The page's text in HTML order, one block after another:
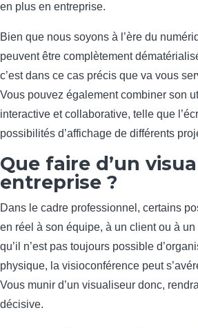
en plus en entreprise.
Bien que nous soyons à l’ère du
peuvent être complètement
c’est dans ce cas précis que va vous
Vous pouvez également combiner son
interactive et collaborative, telle que
possibilités d’affichage de différents
Que faire d’un
entreprise ?
Dans le cadre professionnel, certains
en réel à son équipe, à un client ou à
qu’il n’est pas toujours possible
physique, la visioconférence peut
Vous munir d’un visualiseur donc,
décisive.